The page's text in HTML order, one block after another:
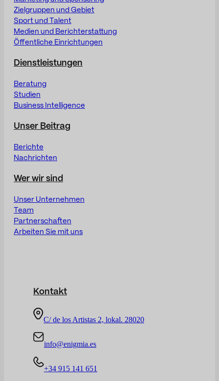
Zielgruppen und Gebiet
Sport und Talent
Medien und Berichterstattung
Öffentliche Einrichtungen
Dienstleistungen
Beratung
Studien
Business Intelligence
Unser Beitrag
Berichte
Nachrichten
Wer wir sind
Unser Unternehmen
Team
Partnerschaften
Arbeiten Sie mit uns
Kontakt
C/ de los Artistas 2, lokal. 28020
info@enigmia.es
+34 915 141 651